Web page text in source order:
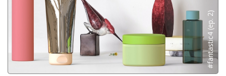
#fantastic4 (ep. 2)